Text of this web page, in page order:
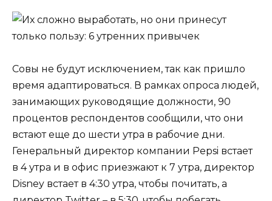
Совы не будут исключением, так как пришло
время адаптироваться. В рамках опроса людей,
занимающих руководящие должности, 90
процентов респондентов сообщили, что они
встают еще до шести утра в рабочие дни.
Генеральный директор компании Pepsi встает
в 4 утра и в офис приезжают к 7 утра, директор
Disney встает в 4:30 утра, чтобы почитать, а